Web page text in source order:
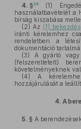
4. §24 (1)
használatbavételét a
bírság kiszabása
(2) Az (1) bekezdés
iránti kérelemhez
rendeletben a
dokumentáció
(3) A gyártó
(felszereltetett)
követelményeknek
(4) A
hozzájárulását a
4. A
5. § A